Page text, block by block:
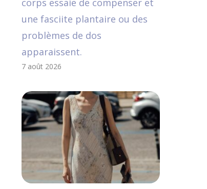
corps essaie de compenser et
une fasciite plantaire ou des
problèmes de dos
apparaissent.
7 août 2026